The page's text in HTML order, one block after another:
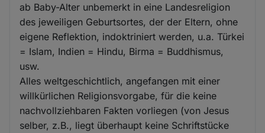
ab Baby-Alter unbemerkt in eine Landesreligion
des jeweiligen Geburtsortes, der der Eltern, ohne
eigene Reflektion, indoktriniert werden, u.a. Türkei
= Islam, Indien = Hindu, Birma = Buddhismus,
usw.
Alles weltgeschichtlich, angefangen mit einer
willkürlichen Religionsvorgabe, für die keine
nachvollziehbaren Fakten vorliegen (von Jesus
selber, z.B., liegt überhaupt keine Schriftstücke